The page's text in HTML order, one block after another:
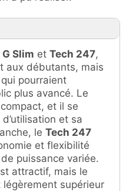
Slim et Tech 247,
aux débutants, mais
pourraient
plus avancé. Le
et il se
et sa
le Tech 247
et flexibilité
puissance variée.
attractif, mais le
supérieur